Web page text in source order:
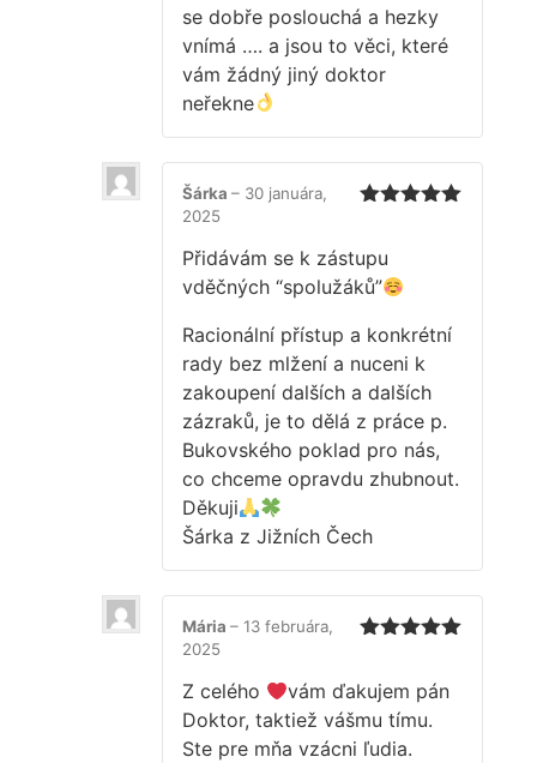
se dobře poslouchá a hezky
vnímá …. a jsou to věci, které
vám žádný jiný doktor
neřekne
Šárka – 30 januára,
2025
Přidávám se k zástupu
vděčných “spolužáků”
Racionální přístup a konkrétní
rady bez mlžení a nuceni k
zakoupení dalších a dalších
zázraků, je to dělá z práce p.
Bukovského poklad pro nás,
co chceme opravdu zhubnout.
Děkuji
Šárka z Jižních Čech
Mária – 13 februára,
2025
Z celého
vám ďakujem pán
Doktor, taktiež vášmu tímu.
Ste pre mňa vzácni ľudia.